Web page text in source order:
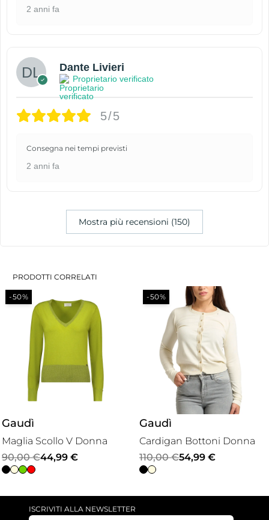
2 anni fa
Dante Livieri
Proprietario verificato
5/5
Consegna nei tempi previsti
2 anni fa
Mostra più recensioni (150)
PRODOTTI CORRELATI
-50%
Gaudì
Cardigan Bottoni Donna
110,00€
Il
prezzo
54,99 €
Il
prezzo
-50%
Gaudì
Maglia Donna
110,00€
Il
prezzo
54,99 €
Il
prezzo
ISCRIVITI ALLA NEWSLETTER